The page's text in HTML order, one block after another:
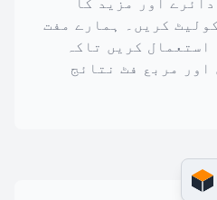
کریں۔ ہمارے مفت
کریں تاکہ
اور مربع فٹ نتائج